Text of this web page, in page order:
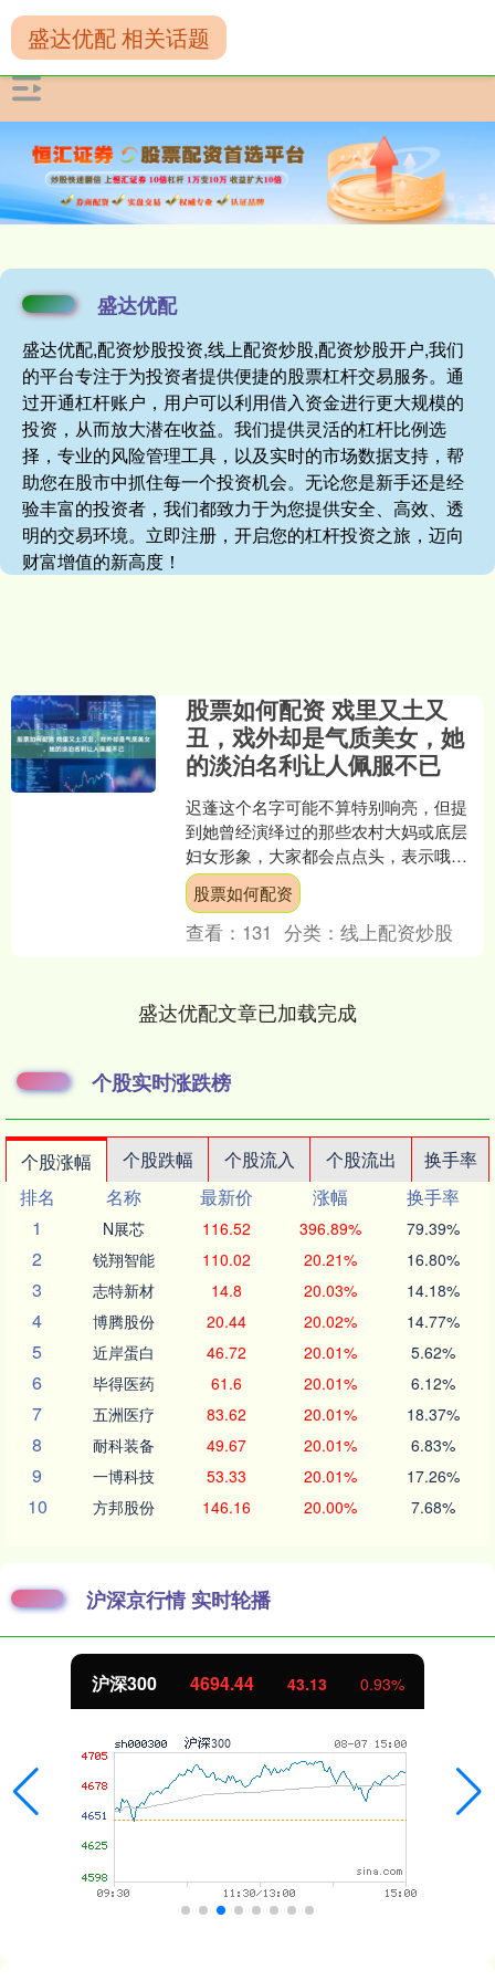
盛达优配
盛达优配,配资炒股投资,线上配资炒股,配资炒股开户,我们
的平台专注于为投资者提供便捷的股票杠杆交易服务。通
过开通杠杆账户，用户可以利用借入资金进行更大规模的
投资，从而放大潜在收益。我们提供灵活的杠杆比例选
择，专业的风险管理工具，以及实时的市场数据支持，帮
助您在股市中抓住每一个投资机会。无论您是新手还是经
验丰富的投资者，我们都致力于为您提供安全、高效、透
明的交易环境。立即注册，开启您的杠杆投资之旅，迈向
财富增值的新高度！
盛达优配 相关话题
股票如何配资 戏里又土又
丑，戏外却是气质美女，她
的淡泊名利让人佩服不已
迟蓬这个名字可能不算特别响亮，但提
到她曾经演绎过的那些农村大妈或底层
妇女形象，大家都会点点头，表示哦，
就是她啊。迟蓬1960年出生在山东烟台
蓬莱的一个普通家庭，....
股票如何配资
查看： 131 分类：线上配资炒股
盛达优配文章已加载完成
个股实时涨跌榜
个股涨幅 个股跌幅 个股流入 个股流出
换手率
排名
名称 最新价 涨幅
换手率
1
N展芯 116.52 396.89% 79.39%
2 锐翔智能 110.02 20.21% 16.80%
3 志特新材 14.8 20.03% 14.18%
4 博腾股份 20.44 20.02% 14.77%
5 近岸蛋白 46.72 20.01% 5.62%
6 毕得医药 61.6 20.01% 6.12%
7 五洲医疗 83.62 20.01% 18.37%
8 耐科装备 49.67 20.01% 6.83%
9 一博科技 53.33 20.01% 17.26%
10 方邦股份 146.16 20.00% 7.68%
沪深京行情 实时轮播
沪深300 4694.44 43.13 0.93%